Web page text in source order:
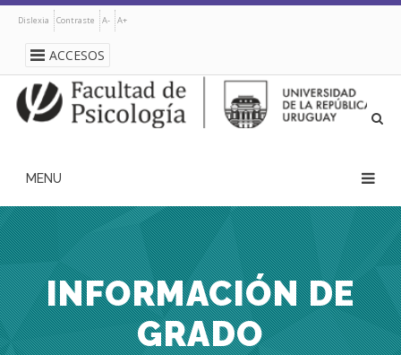
Pasar
principal
Dislexia Contraste A- A+
ACCESOS
navegación
principal
INFORMACIÓN DE
GRADO